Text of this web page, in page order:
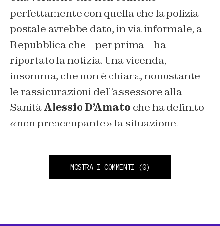
perfettamente con quella che la polizia
postale avrebbe dato, in via informale, a
Repubblica che – per prima – ha
riportato la notizia. Una vicenda,
insomma, che non è chiara, nonostante
le rassicurazioni dell’assessore alla
SanitàAlessio D’Amato che ha definito
«non preoccupante» la situazione.
MOSTRA I COMMENTI (0)